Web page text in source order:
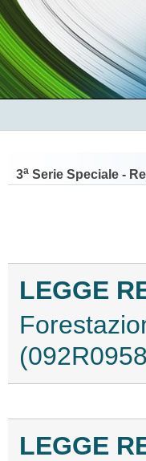
3a Serie Speciale -
LEGGE
LEGGE